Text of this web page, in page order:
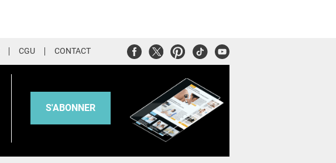
CGU CONTACT FacebookTwitterPinterest
TiktokYoutube
S'ABONNER